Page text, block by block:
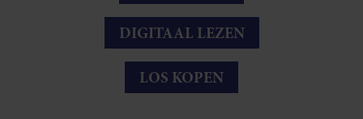
DIGITAAL LEZEN
LOS KOPEN